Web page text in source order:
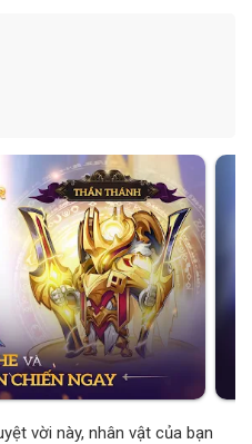
vời này, nhân vật của bạn